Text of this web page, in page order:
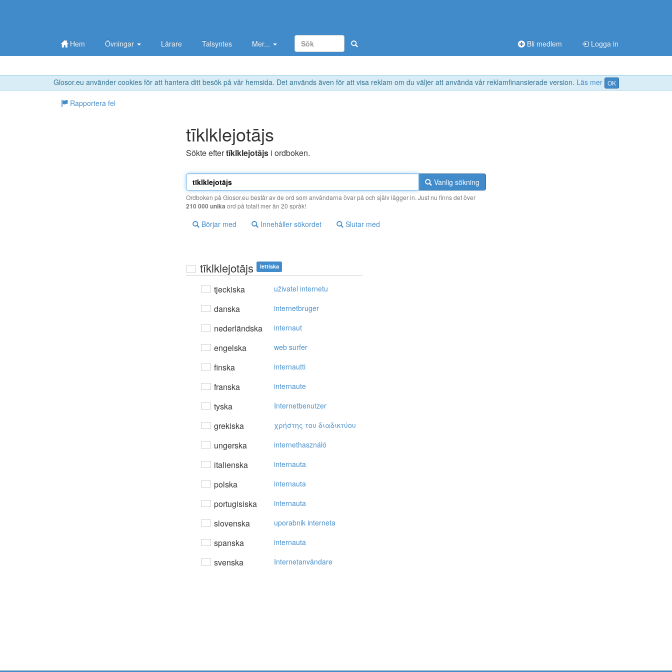
Glosor.eu använder cookies för att hantera ditt besök på vår hemsida. Det används även för att visa reklam om du väljer att använda vår reklamfinansierade version. Läs mer OK
Hem Övningar Lärare Talsyntes Mer... Bli medlem Logga in
Rapportera fel
tīklklejotājs
Sökte eftertīklklejotājs i ordboken.
Vanlig sökning
Ordboken på Glosor.eu består av de ord som användarna övar på och själv lägger in. Just nu finns det över
210 000 unika ord på totalt mer än 20 språk!
Börjar med Innehåller sökordet Slutar med
tīklklejotājs lettiska
tjeckiska uživatel internetu
danska internetbruger
nederländska internaut
engelska web surfer
finska internautti
franska internaute
tyska Internetbenutzer
grekiska χρήστης τoυ διαδικτύoυ
ungerska internethasználó
italienska internauta
polska internauta
portugisiska internauta
slovenska uporabnik interneta
spanska internauta
svenska Internetanvändare